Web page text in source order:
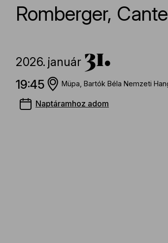
Romberger,
2026. január 31
19:45 Müpa, Bartók Béla Nemzeti
Naptáramhoz adom